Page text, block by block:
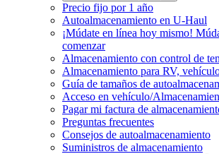
Precio fijo por 1 año
Autoalmacenamiento en U-Haul
¡Múdate en línea hoy mismo!
comenzar
Almacenamiento con control de
Almacenamiento para RV,
Guía de tamaños de
Acceso en vehículo/
Pagar mi factura de
Preguntas frecuentes
Consejos de autoalmacenamiento
Suministros de almacenamiento